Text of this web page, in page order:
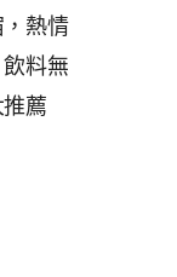
熱情
料無
薦